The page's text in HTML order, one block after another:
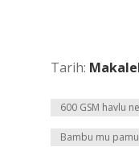
Tarih:
600 GSM havlu
Bambu mu